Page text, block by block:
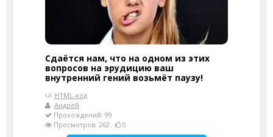
Сдаётся нам, что на одном из этих
вопросов на эрудицию ваш
внутренний гений возьмёт паузу!
HTML-код
Андрей
Прохождений: 99
Просмотров: 262
0